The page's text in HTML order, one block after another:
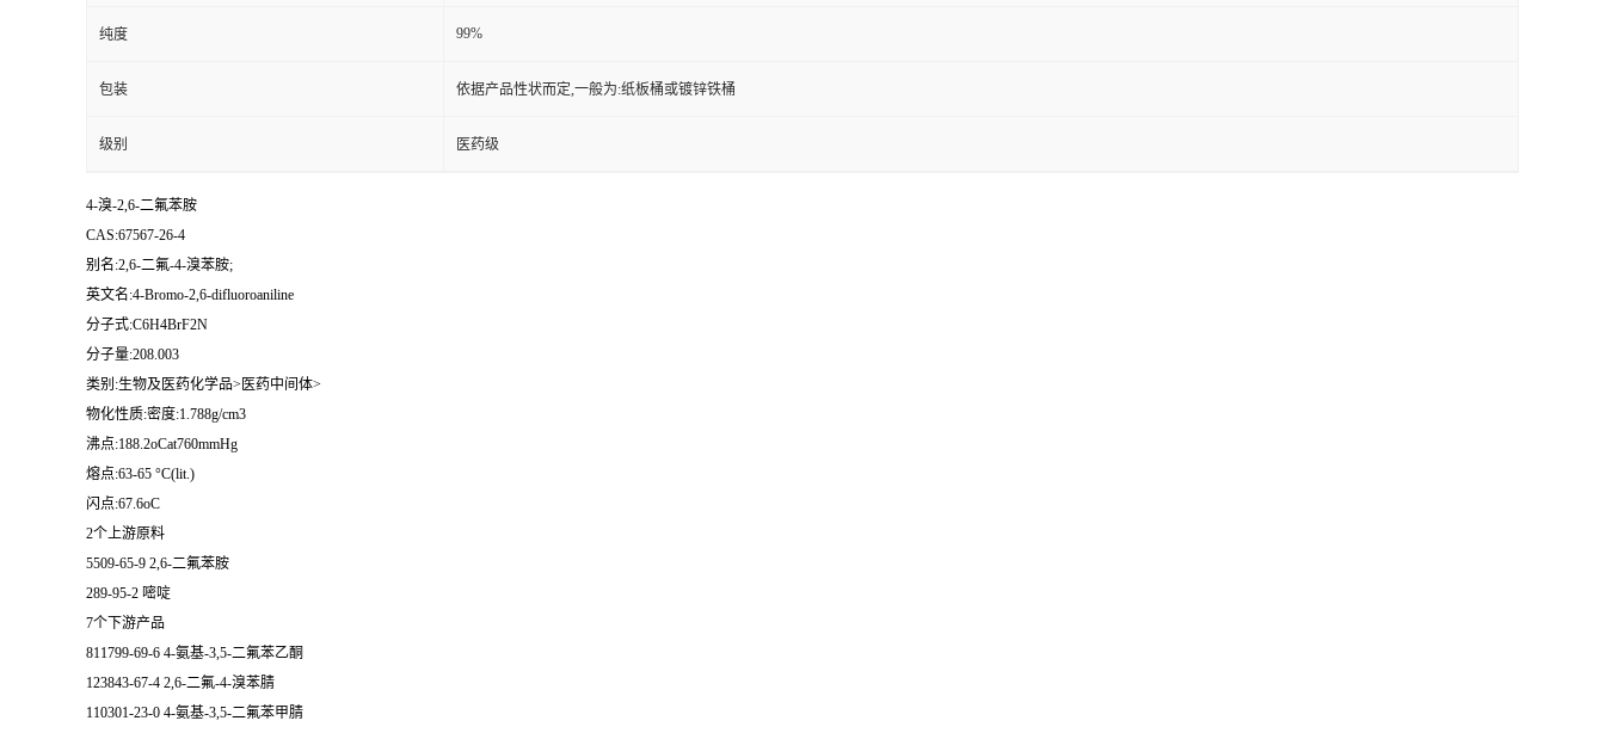
纯度 99%
包装 依据产品性状而定,一般为:纸板桶或镀锌铁桶
级别 医药级
4-溴-2,6-二氟苯胺
CAS:67567-26-4
别名:2,6-二氟-4-溴苯胺;
英文名:4-Bromo-2,6-difluoroaniline
分子式:C6H4BrF2N
分子量:208.003
类别:生物及医药化学品>医药中间体>
物化性质:密度:1.788g/cm3
沸点:188.2oCat760mmHg
熔点:63-65 °C(lit.)
闪点:67.6oC
2个上游原料
5509-65-9 2,6-二氟苯胺
289-95-2 嘧啶
7个下游产品
811799-69-6 4-氨基-3,5-二氟苯乙酮
123843-67-4 2,6-二氟-4-溴苯腈
110301-23-0 4-氨基-3,5-二氟苯甲腈